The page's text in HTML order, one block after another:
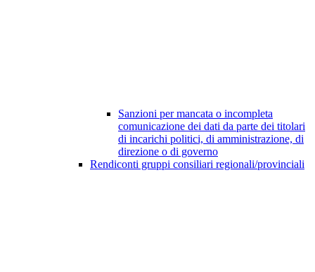
Sanzioni per mancata o incompleta
comunicazione dei dati da parte dei titolari
di incarichi politici, di amministrazione, di
direzione o di governo
Rendiconti gruppi consiliari regionali/provinciali